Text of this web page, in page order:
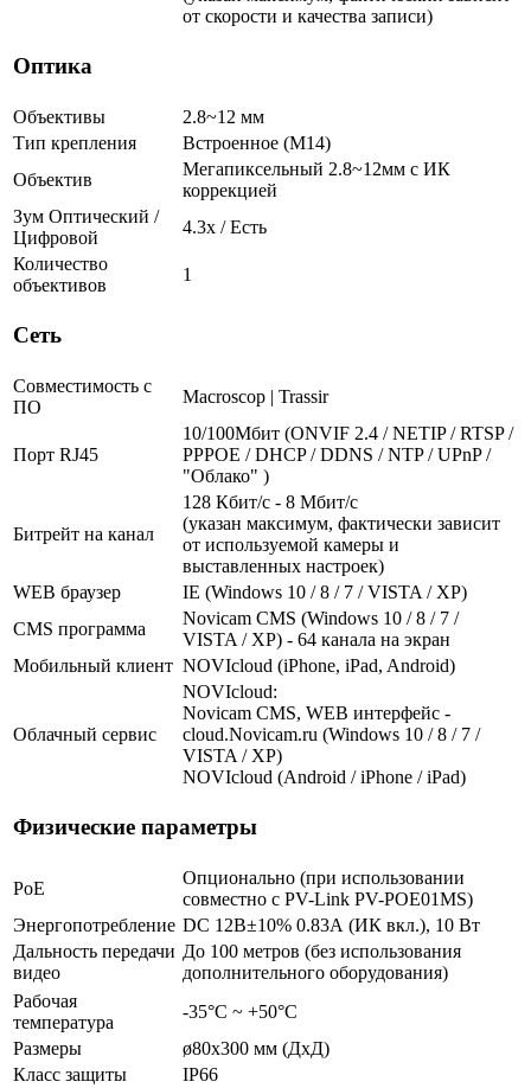
от скорости и качества записи)
Оптика
Объективы
2.8~12 мм
Тип крепления
Встроенное (М14)
Объектив
Мегапиксельный 2.8~12мм с ИК
коррекцией
Зум Оптический /
Цифровой
4.3х / Есть
Количество
объективов
1
Сеть
Совместимость с
ПО
Macroscop | Trassir
Порт RJ45
10/100Мбит (ONVIF 2.4 / NETIP / RTSP /
PPPOE / DHCP / DDNS / NTP / UPnP /
"Облако" )
Битрейт на канал
128 Кбит/с - 8 Мбит/с
(указан максимум, фактически зависит
от используемой камеры и
выставленных настроек)
WEB браузер
IE (Windows 10 / 8 / 7 / VISTA / XP)
CMS программа
Novicam CMS (Windows 10 / 8 / 7 /
VISTA / XP) - 64 канала на экран
Мобильный клиент NOVIcloud (iPhone, iPad, Android)
Облачный сервис
NOVIcloud:
Novicam CMS, WEB интерфейс -
cloud.Novicam.ru (Windows 10 / 8 / 7 /
VISTA / XP)
NOVIcloud (Android / iPhone / iPad)
Физические параметры
PoE
Опционально (при использовании
совместно с PV-Link PV-POE01MS)
Энергопотребление DC 12В±10% 0.83А (ИК вкл.), 10 Вт
Дальность передачи
видео
До 100 метров (без использования
дополнительного оборудования)
Рабочая
температура
-35°С ~ +50°С
Размеры
ø80х300 мм (ДхД)
Класс защиты
IP66